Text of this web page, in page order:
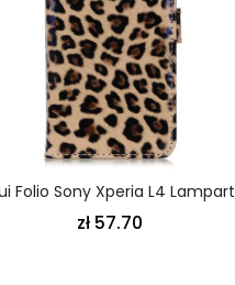
Folio Sony Xperia L4 Lampart
zł 57.70